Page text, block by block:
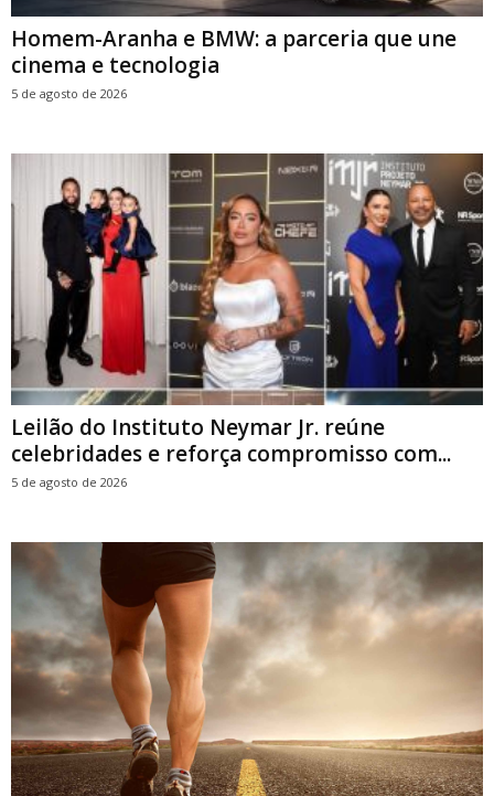
Homem-Aranha e BMW: a parceria que une
cinema e tecnologia
5 de agosto de 2026
Leilão do Instituto Neymar Jr. reúne
celebridades e reforça compromisso com...
5 de agosto de 2026